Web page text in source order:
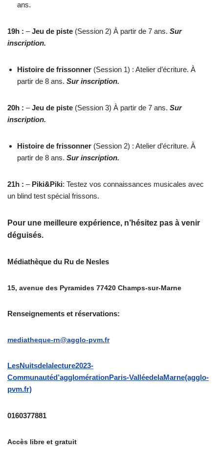
ans.
19h : –Jeu de piste (Session 2) À partir de 7 ans. Sur
inscription.
Histoire de frissonner (Session 1) : Atelier d’écriture. À
partir de 8 ans. Surinscription.
20h : –Jeu de piste (Session 3) À partir de 7 ans. Sur
inscription.
Histoire de frissonner (Session 2) : Atelier d’écriture. À
partir de 8 ans. Surinscription.
21h : – Piki&Piki: Testez vos connaissances musicales avec
un blind test spécial frissons.
Pour une meilleure expérience, n’hésitez pas à venir
déguisés.
Médiathèque du Ru de Nesles
15, avenue des Pyramides 77420 Champs-sur-Marne
Renseignements et réservations:
mediatheque-rn@agglo-pvm.fr
LesNuitsdelalecture2023-
Communautéd’agglomérationParis-ValléedelaMarne(agglo-
pvm.fr)
0160377881
Accès libre et gratuit